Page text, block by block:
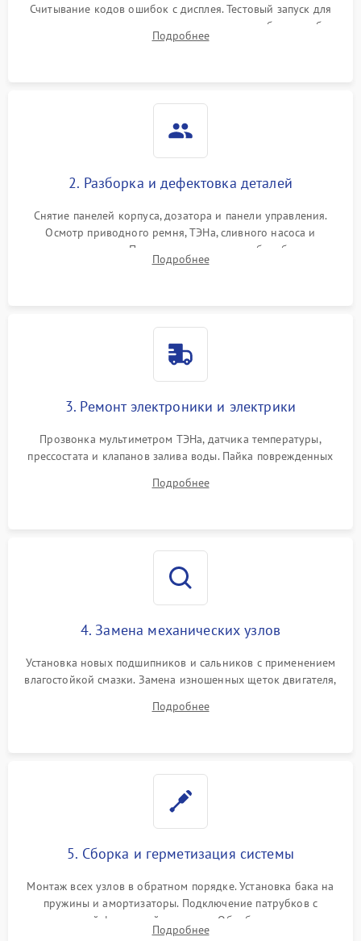
Считывание кодов ошибок с дисплея. Тестовый запуск для
выявления посторонних шумов, протечек или сбоев в работе
электронного модуля управления.
Подробнее
2. Разборка и дефектовка деталей
Снятие панелей корпуса, дозатора и панели управления.
Осмотр приводного ремня, ТЭНа, сливного насоса и
амортизаторов. Проверка подшипников барабана и
крестовины на износ, а манжеты люка на разрывы.
Подробнее
3. Ремонт электроники и электрики
Прозвонка мультиметром ТЭНа, датчика температуры,
прессостата и клапанов залива воды. Пайка поврежденных
Восстановление целостности проводки и контактов.
Подробнее
4. Замена механических узлов
Установка новых подшипников и сальников с применением
влагостойкой смазки. Замена изношенных щеток двигателя,
или поврежденной резиновой манжеты.
Подробнее
5. Сборка и герметизация системы
Монтаж всех узлов в обратном порядке. Установка бака на
пружины и амортизаторы. Подключение патрубков с
надежной фиксацией хомутами. Обработка стыков
герметиком для предотвращения возможных протечек воды.
Подробнее